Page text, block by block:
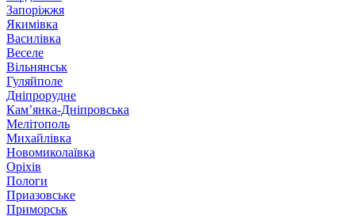
Запоріжжя
Якимівка
Василівка
Веселе
Вільнянськ
Гуляйполе
Дніпрорудне
Кам’янка-Дніпровська
Мелітополь
Михайлівка
Новомиколаївка
Оріхів
Пологи
Приазовське
Приморськ